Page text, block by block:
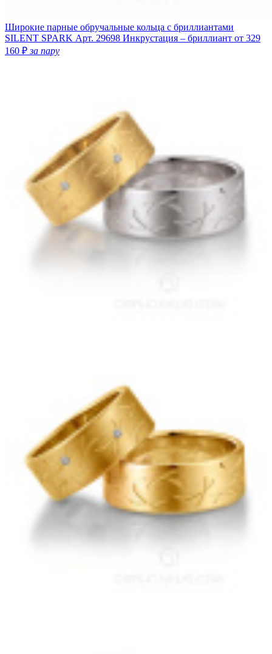
Широкие парные обручальные кольца с бриллиантами
SILENT SPARK Арт. 29698 Инкрустация – бриллиант от 329
160 ₽за пару